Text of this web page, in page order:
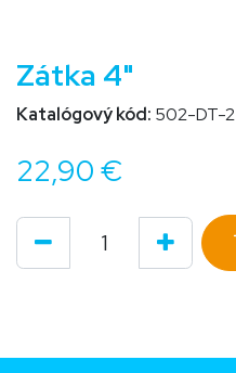
Zátka 4"
Katalógový kód: 502-DT-2
22,90 €